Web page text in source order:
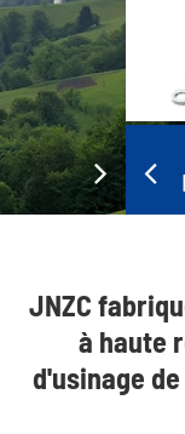
JNZC
à haute
d'usinage